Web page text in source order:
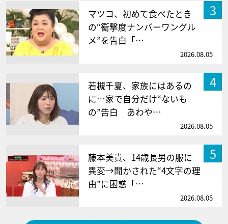
3
マツコ、初めて食べたとき
の“衝撃度ナンバーワングル
メ”を告白「…
2026.08.05
4
若槻千夏、家族にはあるの
に…家で自分だけ“ないも
の”告白 あわや…
2026.08.05
5
藤本美貴、14歳長男の服に
異変→聞かされた“4文字の理
由”に困惑「…
2026.08.05